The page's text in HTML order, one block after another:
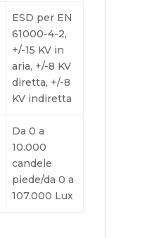
ESD per EN
61000-4-2,
+/-15 KV in
aria, +/-8 KV
diretta, +/-8
KV indiretta
Da 0 a
10.000
candele
piede/da 0 a
107.000 Lux